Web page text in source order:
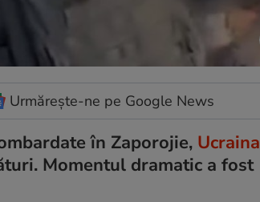
Urmărește-ne pe Google News
în Zaporojie, Ucraina
Momentul dramatic a fost